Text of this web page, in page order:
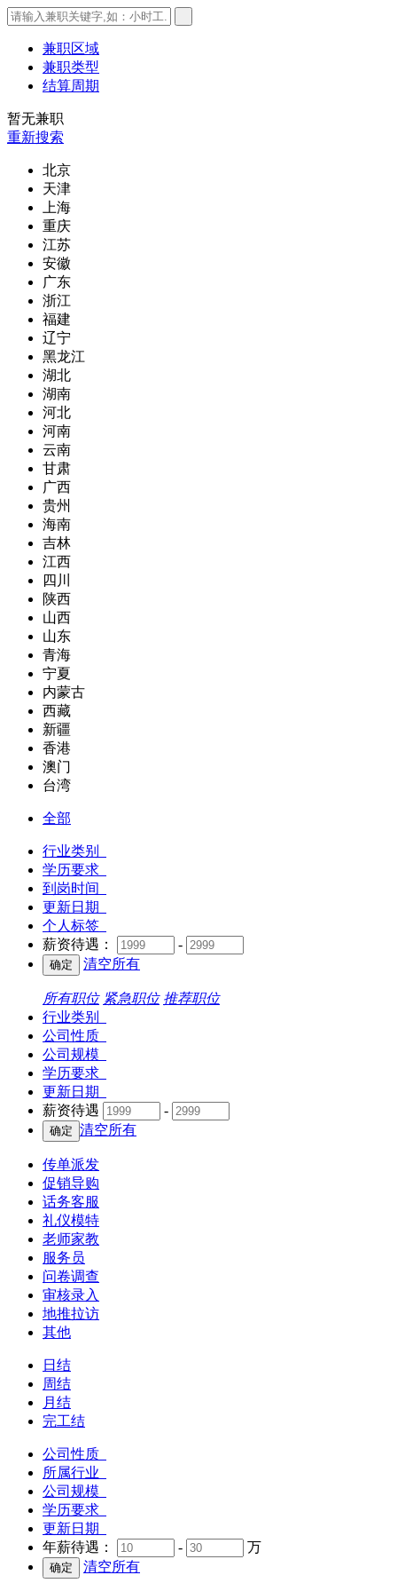
兼职区域
兼职类型
结算周期
暂无兼职
重新搜索
北京
天津
上海
重庆
江苏
安徽
广东
浙江
福建
辽宁
黑龙江
湖北
湖南
河北
河南
云南
甘肃
广西
贵州
海南
吉林
江西
四川
陕西
山西
山东
青海
宁夏
内蒙古
西藏
新疆
香港
澳门
台湾
全部
行业类别
学历要求
到岗时间
更新日期
个人标签
薪资待遇：
-
清空所有
所有职位 紧急职位 推荐职位
行业类别
公司性质
公司规模
学历要求
更新日期
薪资待遇
-
清空所有
传单派发
促销导购
话务客服
礼仪模特
老师家教
服务员
问卷调查
审核录入
地推拉访
其他
日结
周结
月结
完工结
公司性质
所属行业
公司规模
学历要求
更新日期
年薪待遇：
-
万
清空所有